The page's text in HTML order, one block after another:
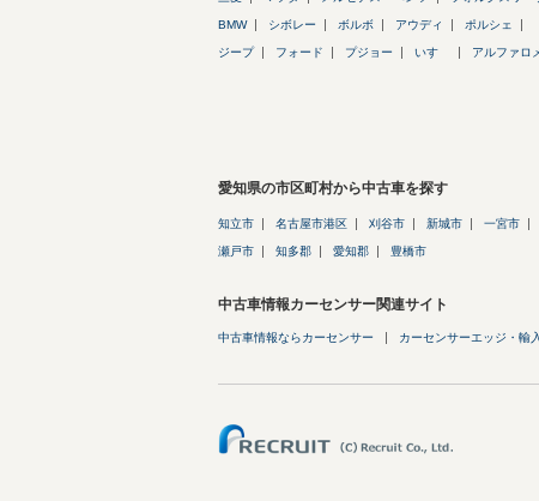
BMW シボレー ボルボ アウディ ポルシェ
ジープ フォード プジョー いすゞ アルファロ
愛知県の市区町村から中古車を探す
知立市 名古屋市港区 刈谷市 新城市 一宮市
瀬戸市 知多郡 愛知郡 豊橋市
中古車情報カーセンサー関連サイト
中古車情報ならカーセンサー カーセンサーエッジ・輸